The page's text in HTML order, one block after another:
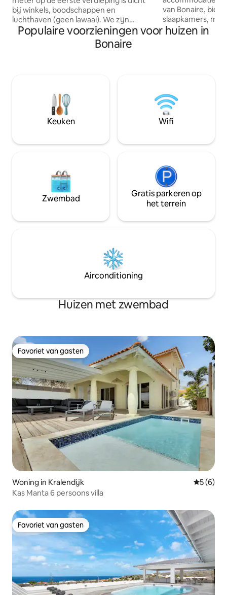
bij winkels, boodschappen en
luchthaven (geen lawaai). We zijn
gelegen op een eigen terrein aan de
oceaan met op loopafstand van het
snorkelaars, zeilborden, windsurfers,
zonaanbidders, avonturiers of gewoon
kan op verzoek worden omgezet van 2
van Bonaire,
slaapkamers,
een eigen
terras en
wordt
schoonheid van
geschikt voor
Populaire voorzieningen voor huizen in
Bonaire
Keuken Wifi
Zwembad
Gratis parkeren op
het terrein
Airconditioning
Huizen met zwembad
Favoriet van gasten
Favoriet van gasten
Woning in Kralendijk
5 (6)
Kas Manta 6 persoons villa
Favoriet van gasten
Favoriet van gasten